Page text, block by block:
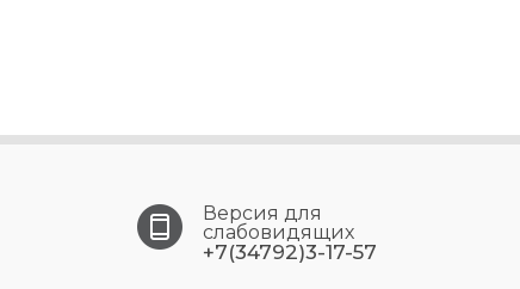
Версия для
слабовидящих
+7(34792)3-17-57